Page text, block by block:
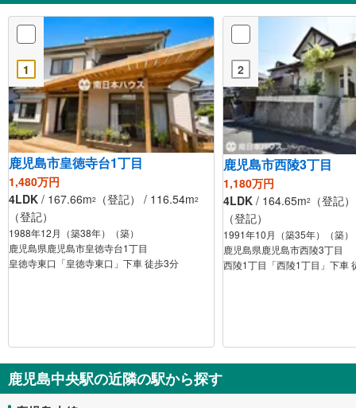
1
鹿児島市皇徳寺台1丁目
1,480万円
4LDK / 167.66m2 （登記） / 116.54m2
（登記）
1988年12月（築38年）（築）
鹿児島県鹿児島市皇徳寺台1丁目
皇徳寺東口「皇徳寺東口」下車 徒歩3分
2
鹿児島市西陵3丁目
1,180万円
4LDK / 164.65m2
（登記
（登記）
1991年10月（築35年）（築）
鹿児島県鹿児島市西陵3丁目
西陵1丁目「西陵1丁目」下車
鹿児島中央駅の近隣の駅から探す